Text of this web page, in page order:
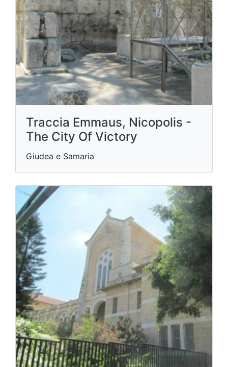
Traccia Emmaus, Nicopolis -
The City Of Victory
Giudea e Samaria